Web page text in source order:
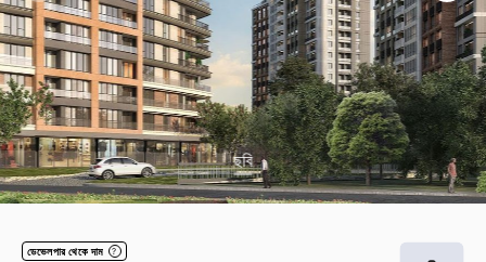
ছবি
ডেভেলপার থেকে দাম ?